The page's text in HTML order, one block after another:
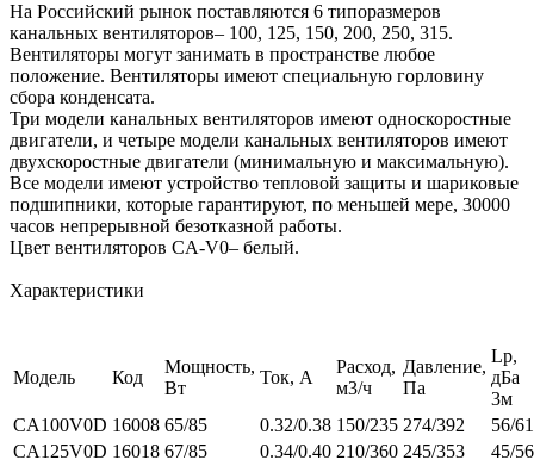
На Российский рынок поставляются 6 типоразмеров
канальных вентиляторов– 100, 125, 150, 200, 250, 315.
Вентиляторы могут занимать в пространстве любое
положение. Вентиляторы имеют специальную горловину
сбора конденсата.
Три модели канальных вентиляторов имеют односкоростные
двигатели, и четыре модели канальных вентиляторов имеют
двухскоростные двигатели (минимальную и максимальную).
Все модели имеют устройство тепловой защиты и шариковые
подшипники, которые гарантируют, по меньшей мере, 30000
часов непрерывной безотказной работы.
Цвет вентиляторов CA-V0– белый.
Характеристики
Модель Код
Мощность,
Вт
Ток, А
Расход,
м3/ч
Давление,
Па
Lp,
дБа
3м
CA100V0D 16008 65/85 0.32/0.38 150/235 274/392
56/61
CA125V0D 16018 67/85 0.34/0.40 210/360 245/353
45/56